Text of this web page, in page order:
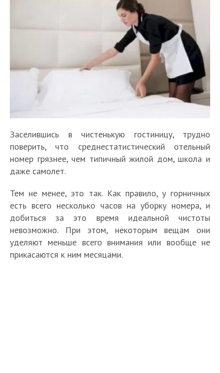
Заселившись в чистенькую гостиницу, трудно
поверить, что среднестатистический отельный
номер грязнее, чем типичный жилой дом, школа и
даже самолет.
Тем не менее, это так. Как правило, у горничных
есть всего несколько часов на уборку номера, и
добиться за это время идеальной чистоты
невозможно. При этом, некоторым вещам они
уделяют меньше всего внимания или вообще не
прикасаются к ним месяцами.